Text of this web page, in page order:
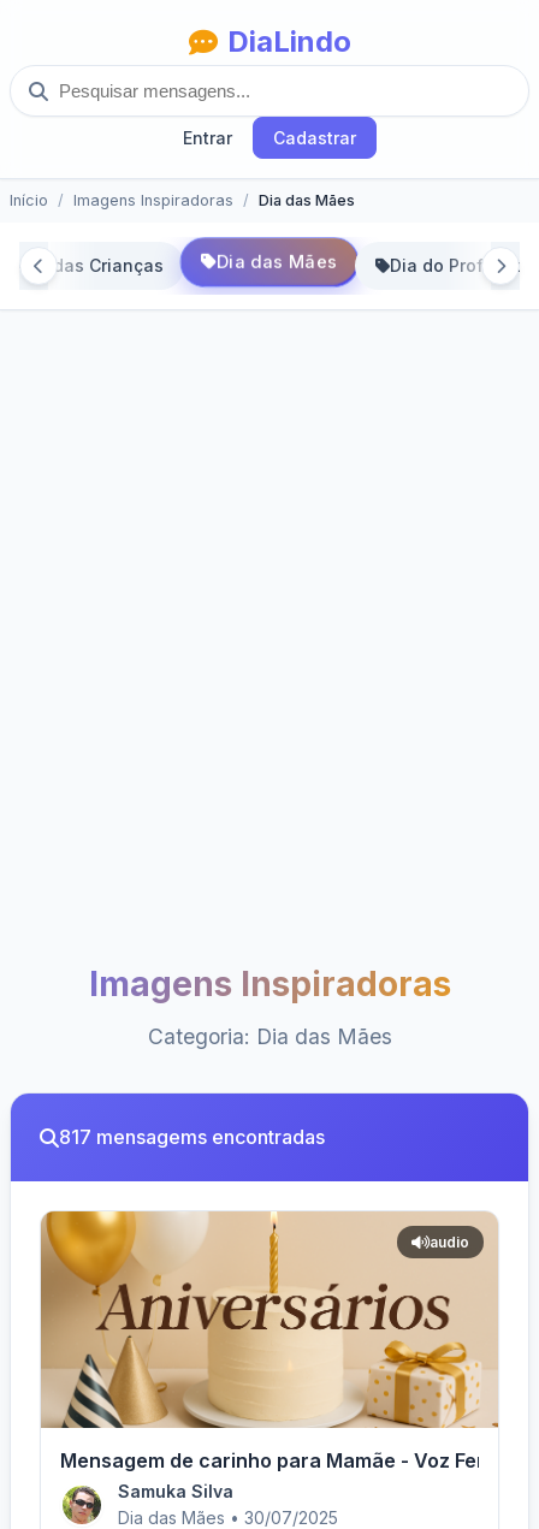
DiaLindo
Entrar Cadastrar
Início Imagens Inspiradoras Dia das Mães
Dia das Crianças Dia das Mães Dia do Professor
Imagens Inspiradoras
Categoria: Dia das Mães
817 mensagems encontradas
audio
Mensagem de carinho para Mamãe - Voz Feminina
Samuka Silva
Dia das Mães • 30/07/2025